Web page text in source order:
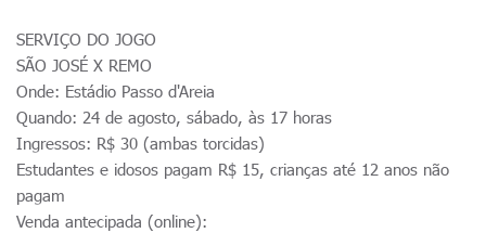
SERVIÇO DO JOGO
SÃO JOSÉ X REMO
Onde: Estádio Passo d'Areia
Quando: 24 de agosto, sábado, às 17 horas
Ingressos: R$ 30 (ambas torcidas)
Estudantes e idosos pagam R$ 15, crianças até 12 anos não
pagam
Venda antecipada (online):